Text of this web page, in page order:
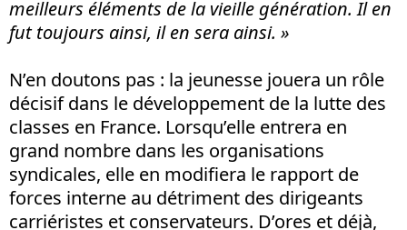
meilleurs éléments de la vieille génération. Il en
fut toujours ainsi, il en sera ainsi. »
N’en doutons pas : la jeunesse jouera un rôle
décisif dans le développement de la lutte des
classes en France. Lorsqu’elle entrera en
grand nombre dans les organisations
syndicales, elle en modifiera le rapport de
forces interne au détriment des dirigeants
carriéristes et conservateurs. D’ores et déjà,